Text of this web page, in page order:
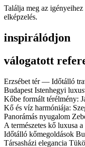
Találja meg az
elképzelés.
inspirálódjon
válogatott
Erzsébet tér — Időtálló
Budapest Istenhegyi
Kőbe formált térélmény:
Kő és víz harmóniája:
Panorámás nyugalom
A természetes kő luxusa
Időtálló kőmegoldások
Társasházi elegancia